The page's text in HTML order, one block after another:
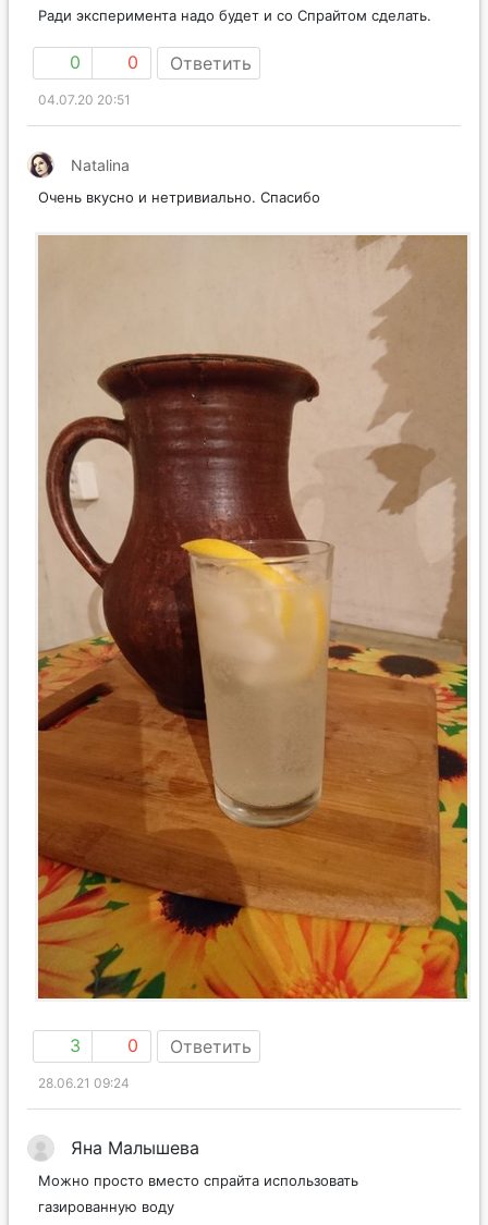
Ради эксперимента надо будет и со Спрайтом сделать.
0 0 Ответить
04.07.20 20:51
Natalina
Очень вкусно и нетривиально. Спасибо
3 0 Ответить
28.06.21 09:24
Яна Малышева
Можно просто вместо спрайта использовать
газированную воду